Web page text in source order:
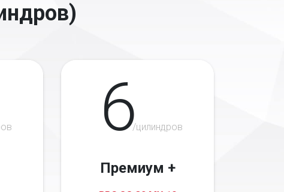
6/цилиндров
Премиум +